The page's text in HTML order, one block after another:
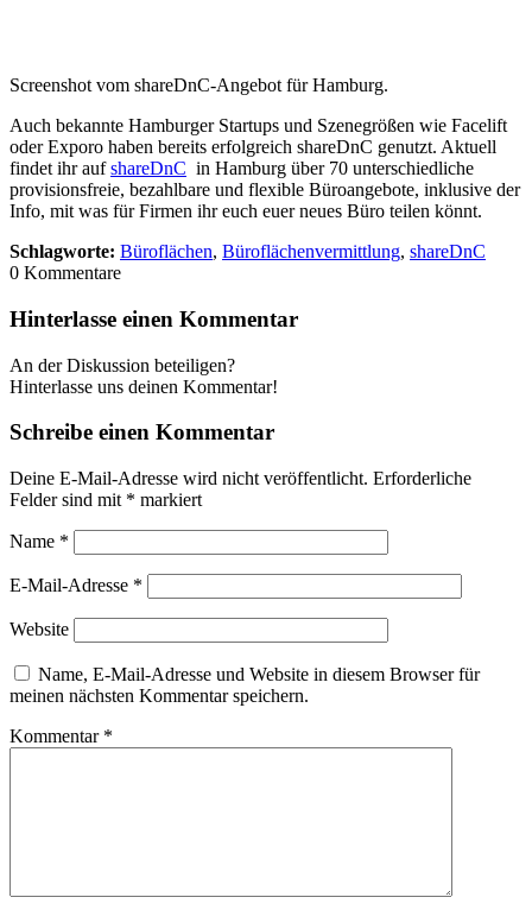
Screenshot vom shareDnC-Angebot für Hamburg.
Auch bekannte Hamburger Startups und Szenegrößen wie Facelift
oder Exporo haben bereits erfolgreich shareDnC genutzt. Aktuell
findet ihr aufshareDnC in Hamburg über 70 unterschiedliche
provisionsfreie, bezahlbare und flexible Büroangebote, inklusive der
Info, mit was für Firmen ihr euch euer neues Büro teilen könnt.
Schlagworte: Büroflächen, Büroflächenvermittlung, shareDnC
0 Kommentare
Hinterlasse einen Kommentar
An der Diskussion beteiligen?
Hinterlasse uns deinen Kommentar!
Schreibe einen Kommentar
Deine E-Mail-Adresse wird nicht veröffentlicht. Erforderliche
Felder sind mit * markiert
Name *
E-Mail-Adresse *
Website
Name, E-Mail-Adresse und Website in diesem Browser für
meinen nächsten Kommentar speichern.
Kommentar *